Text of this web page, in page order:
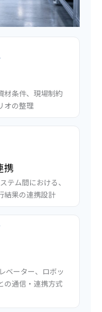
材条件、現場制約
オの整理
携
テム間における、
結果の連携設計
ベーター、ロボッ
の通信・連携方式